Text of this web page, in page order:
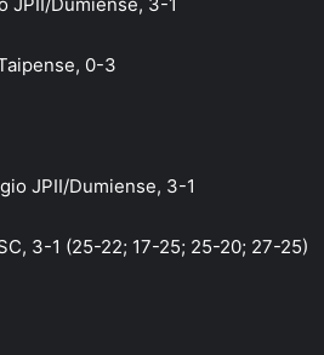
0-3
JPII/Dumiense, 3-1
3-1 (25-22; 17-25; 25-20; 27-25)